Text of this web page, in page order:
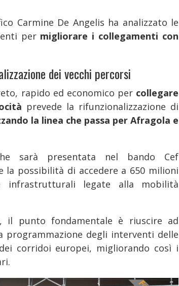
Carmine De Angelis ha analizzato le
per migliorare i collegamenti con
dei vecchi percorsi
rapido ed economico per collegare
prevede la rifunzionalizzazione di
la linea che passa per Afragola e
sarà presentata nel bando Cef
la possibilità di accedere a 650 milioni
legate alla mobilità
il punto fondamentale è riuscire ad
programmazione degli interventi delle
corridoi europei, migliorando così i